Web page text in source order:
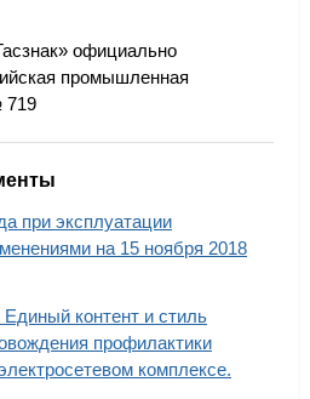
официально
промышленная
719
при эксплуатации
на 15 ноября 2018
контент и стиль
профилактики
комплексе.